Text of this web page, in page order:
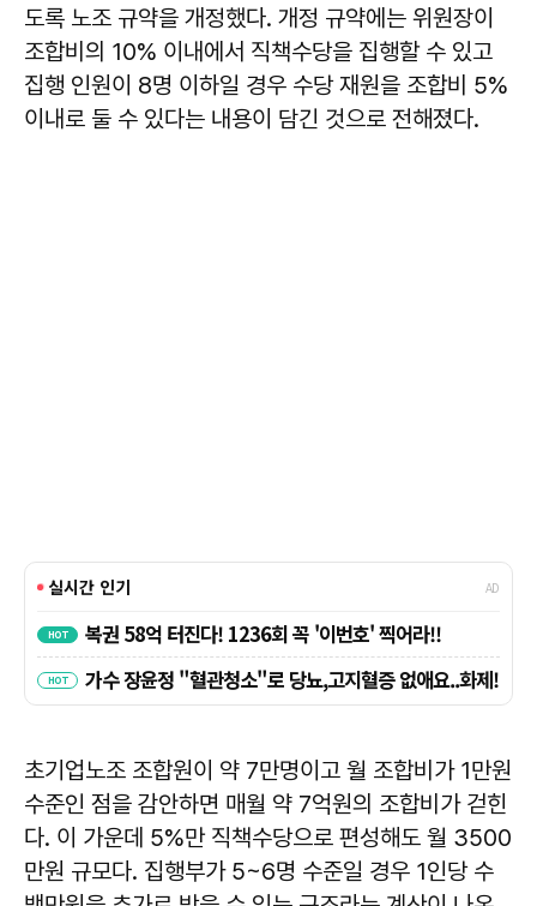
도록 노조 규약을 개정했다. 개정 규약에는 위원장이
조합비의 10% 이내에서 직책수당을 집행할 수 있고
집행 인원이 8명 이하일 경우 수당 재원을 조합비 5%
이내로 둘 수 있다는 내용이 담긴 것으로 전해졌다.
초기업노조 조합원이 약 7만명이고 월 조합비가 1만원
수준인 점을 감안하면 매월 약 7억원의 조합비가 걷힌
다. 이 가운데 5%만 직책수당으로 편성해도 월 3500
만원 규모다. 집행부가 5~6명 수준일 경우 1인당 수